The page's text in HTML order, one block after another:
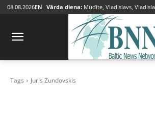
08.08.2026EN Vārda diena: Mudīte, Vladislavs,
Tags Juris Zundovskis